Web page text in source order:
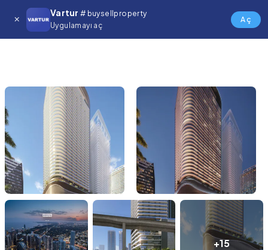
Vartur # buysellproperty
Uygulamayı aç
Aç
+15